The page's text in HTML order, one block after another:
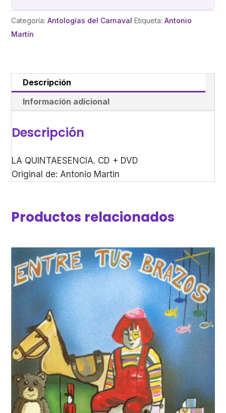
Categoría:Antologías del Carnaval Etiqueta:Antonio
Martín
Descripción
Información adicional
Descripción
LA QUINTAESENCIA. CD + DVD
Original de: Antonio Martin
Productos relacionados